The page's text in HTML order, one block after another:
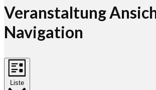
Veranstaltung
Navigation
Liste